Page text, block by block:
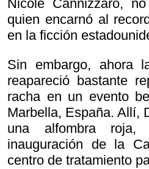
Nicole Cannizzaro,
quien encarnó al
en la ficción
Sin embargo, ahora
reapareció bastante
racha en un evento
Marbella, España. Allí,
una alfombra
inauguración de la
centro de tratamiento